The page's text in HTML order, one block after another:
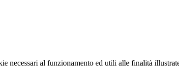
necessari al funzionamento ed utili alle finalità